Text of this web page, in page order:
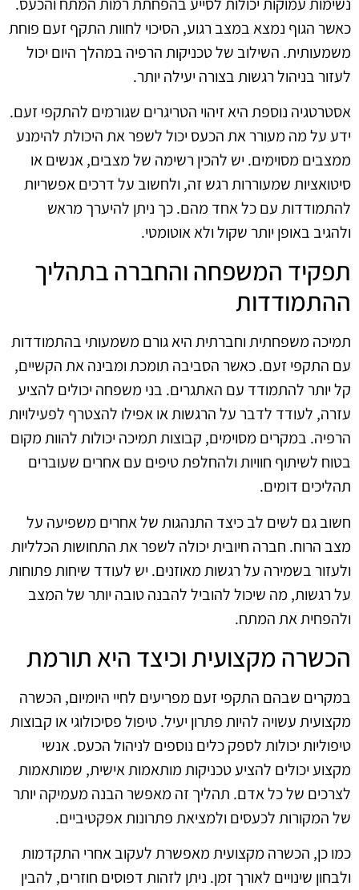
כאשר הגוף נמצא במצב רגוע, הסיכוי לחוות התקף זעם פוחת
משמעותית. השילוב של טכניקות הרפיה במהלך היום יכול
לעזור בניהול רגשות בצורה יעילה יותר.
אסטרטגיה נוספת היא זיהוי הטריגרים שגורמים להתקפי זעם.
ידע על מה מעורר את הכעס יכול לשפר את היכולת להימנע
ממצבים מסוימים. יש להכין רשימה של מצבים, אנשים או
סיטואציות שמעוררות רגש זה, ולחשוב על דרכים אפשריות
להתמודדות עם כל אחד מהם. כך ניתן להיערך מראש
ולהגיב באופן יותר שקול ולא אוטומטי.
תפקיד המשפחה והחברה בתהליך
ההתמודדות
תמיכה משפחתית וחברתית היא גורם משמעותי בהתמודדות
עם התקפי זעם. כאשר הסביבה תומכת ומבינה את הקשיים,
קל יותר להתמודד עם האתגרים. בני משפחה יכולים להציע
עזרה, לעודד לדבר על הרגשות או אפילו להצטרף לפעילויות
הרפיה. במקרים מסוימים, קבוצות תמיכה יכולות להוות מקום
בטוח לשיתוף חוויות ולהחלפת טיפים עם אחרים שעוברים
תהליכים דומים.
חשוב גם לשים לב כיצד התנהגות של אחרים משפיעה על
מצב הרוח. חברה חיובית יכולה לשפר את התחושות הכלליות
ולעזור בשמירה על רגשות מאוזנים. יש לעודד שיחות פתוחות
על רגשות, מה שיכול להוביל להבנה טובה יותר של המצב
ולהפחית את המתח.
הכשרה מקצועית וכיצד היא תורמת
במקרים שבהם התקפי זעם מפריעים לחיי היומיום, הכשרה
מקצועית עשויה להיות פתרון יעיל. טיפול פסיכולוגי או קבוצות
טיפוליות יכולות לספק כלים נוספים לניהול הכעס. אנשי
מקצוע יכולים להציע טכניקות מותאמות אישית, שמותאמות
לצרכים של כל אדם. תהליך זה מאפשר הבנה מעמיקה יותר
של המקורות לכעסים ולמציאת פתרונות אפקטיביים.
כמו כן, הכשרה מקצועית מאפשרת לעקוב אחרי התקדמות
ולבחון שינויים לאורך זמן. ניתן לזהות דפוסים חוזרים, להבין